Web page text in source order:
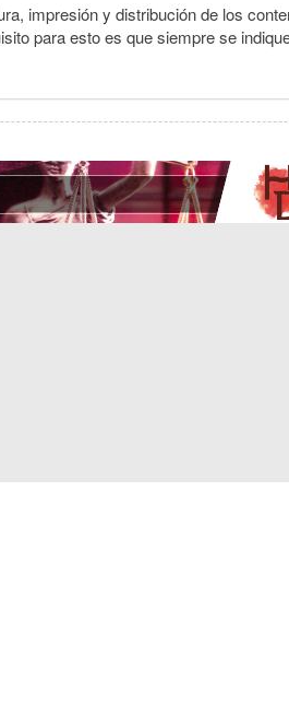
impresión y distribución de los
para esto es que siempre se